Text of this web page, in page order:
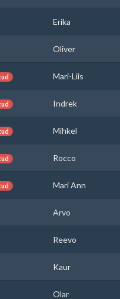
Erika
Oliver
Mari-Liis
Indrek
Mihkel
Rocco
Mari Ann
Arvo
Reevo
Kaur
Olar